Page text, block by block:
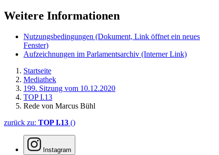
Weitere Informationen
Nutzungsbedingungen (Dokument, Link öffnet ein neues
Fenster)
Aufzeichnungen im Parlamentsarchiv (Interner Link)
Startseite
Mediathek
199. Sitzung vom 10.12.2020
TOP I.13
Rede von Marcus Bühl
zurück zu: TOP I.13 ()
Instagram